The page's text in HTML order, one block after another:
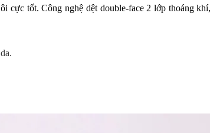
cực tốt. Công nghệ dệt double-face 2 lớp thoáng